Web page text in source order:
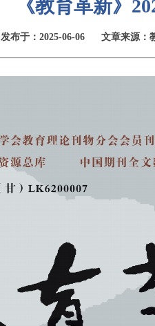
《教育革新》
发布于：2025-06-06 文章来源：